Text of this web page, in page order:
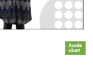
Accés
obert